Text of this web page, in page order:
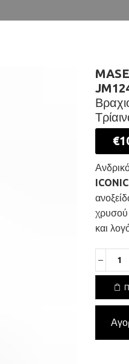
€
χρυσού
και